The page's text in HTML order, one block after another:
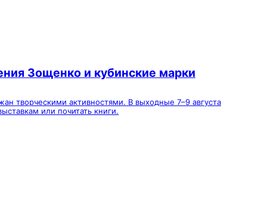
Зощенко и кубинские марки
творческими активностями. В выходные 7–9 августа
или почитать книги.